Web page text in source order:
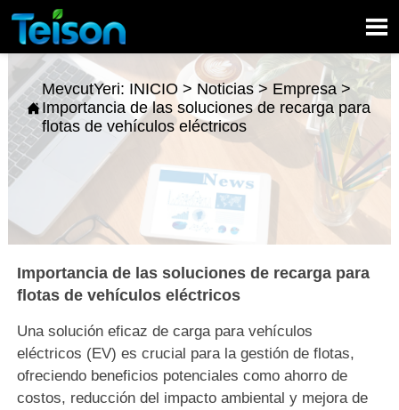


MevcutYeri: INICIO> Noticias> Empresa>
Importancia de las soluciones de recarga para
flotas de vehículos eléctricos
Importancia de las soluciones de recarga para
flotas de vehículos eléctricos
Una solución eficaz de carga para vehículos
eléctricos (EV) es crucial para la gestión de flotas,
ofreciendo beneficios potenciales como ahorro de
costos, reducción del impacto ambiental y mejora de